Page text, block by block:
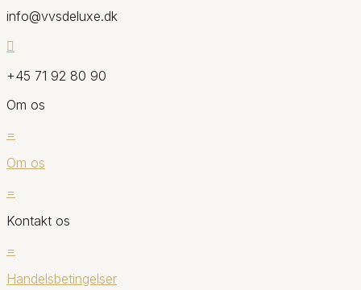
info@vvsdeluxe.dk

+45 71 92 80 90
Om os
=
Om os
=
Kontakt os
=
Handelsbetingelser